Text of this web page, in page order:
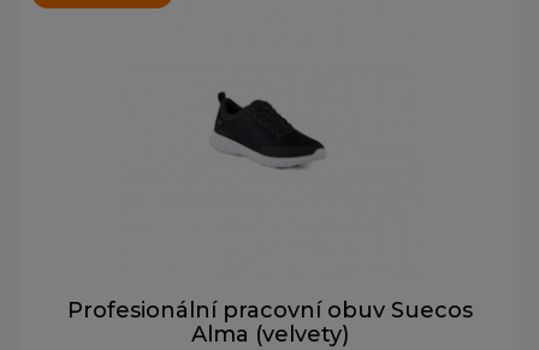
Profesionální pracovní obuv Suecos
Alma (velvety)